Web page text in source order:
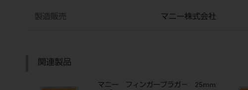
製造販売 マニー株式会社
関連製品
マニー フィンガープラガ－ 25mm